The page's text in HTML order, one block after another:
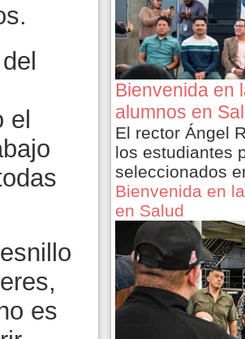
es
Bienvenida en
alumnos en
El rector Ángel
los estudiantes
seleccionados
Bienvenida en
en Salud